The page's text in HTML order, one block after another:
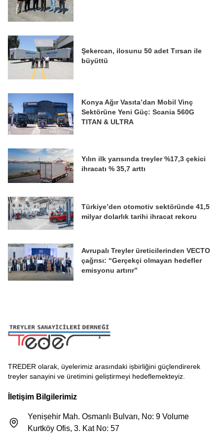
Şekercan, ilosunu 50 adet Tırsan ile
büyüttü
Konya Ağır Vasıta’dan Mobil Vinç
Sektörüne Yeni Güç: Scania 560G
TITAN & ULTRA
Yılın ilk yarısında treyler %17,3 çekici
ihracatı % 35,7 arttı
Türkiye’den otomotiv sektöründe 41,5
milyar dolarlık tarihi ihracat rekoru
Avrupalı Treyler üreticilerinden VECTO
çağrısı: “Gerçekçi olmayan hedefler
emisyonu artırır”
TREDER olarak, üyelerimiz arasındaki ișbirliğini güçlendirerek
treyler sanayini ve üretimini geliștirmeyi hedeflemekteyiz.
İletişim Bilgilerimiz
Yenișehir Mah. Osmanlı Bulvarı, No: 9 Volume
Kurtköy Ofis, 3. Kat No: 57